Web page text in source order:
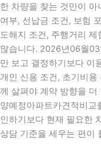
한 차량을 찾는 것만이
여부, 선납금 조건, 보험
도해지 조건, 주행거리
많습니다. 2026년06월03
만 보고 결정하기보다 이
개인 신용 조건, 초기비
께 살펴야 계약 방향을
양예정아파트카견적비교
인하기보다 현재 필요한
상담 기준을 세우는 편이